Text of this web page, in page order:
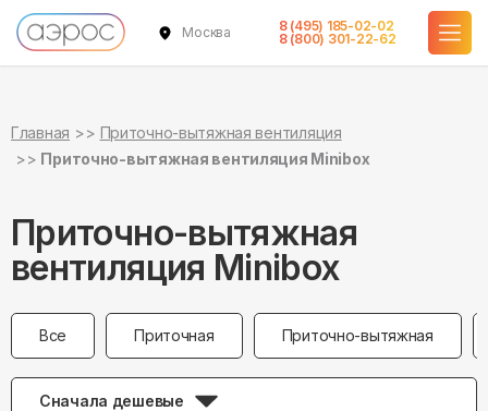
Москва
8 (495) 185-02-02
8 (800) 301-22-62
Главная
Приточно-вытяжная вентиляция
Приточно-вытяжная вентиляция Minibox
Приточно-вытяжная
вентиляция Minibox
Все Приточная Приточно-вытяжная
Сначала дешевые